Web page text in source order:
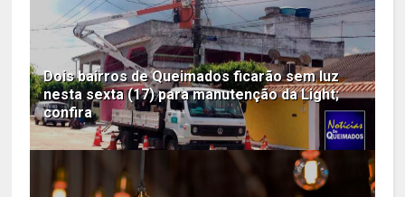
Dois bairros de Queimados ficarão sem luz
nesta sexta (17) para manutenção da Light;
confira